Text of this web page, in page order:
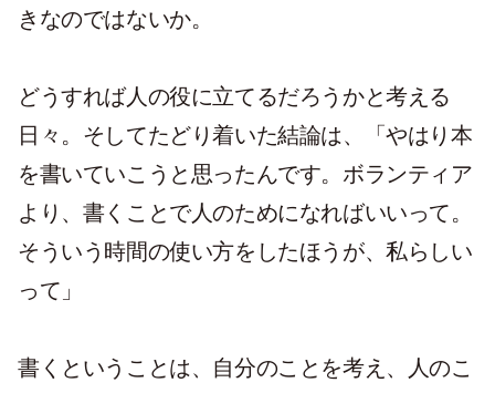
きなのではないか。
どうすれば人の役に立てるだろうかと考える
日々。そしてたどり着いた結論は、「やはり本
を書いていこうと思ったんです。ボランティア
より、書くことで人のためになればいいって。
そういう時間の使い方をしたほうが、私らしい
って」
書くということは、自分のことを考え、人のこ